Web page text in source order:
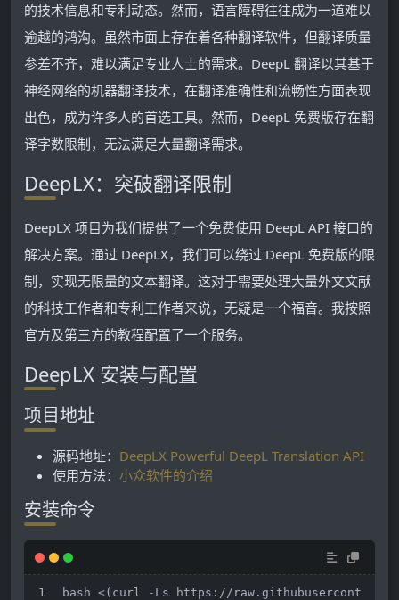
的技术信息和专利动态。然而，语言障碍往往成为一道难以
逾越的鸿沟。虽然市面上存在着各种翻译软件，但翻译质量
参差不齐，难以满足专业人士的需求。DeepL 翻译以其基于
神经网络的机器翻译技术，在翻译准确性和流畅性方面表现
出色，成为许多人的首选工具。然而，DeepL 免费版存在翻
译字数限制，无法满足大量翻译需求。
DeepLX：突破翻译限制
DeepLX 项目为我们提供了一个免费使用 DeepL API 接口的
解决方案。通过 DeepLX，我们可以绕过 DeepL 免费版的限
制，实现无限量的文本翻译。这对于需要处理大量外文文献
的科技工作者和专利工作者来说，无疑是一个福音。我按照
官方及第三方的教程配置了一个服务。
DeepLX 安装与配置
项目地址
源码地址： DeepLX Powerful DeepL Translation API
使用方法： 小众软件的介绍
安装命令
bash <(curl -Ls https://raw.githubusercont